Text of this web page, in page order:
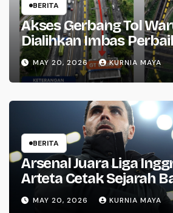
BERITA
Akses Gerbang Tol
Dialihkan Imbas
MAY 20, 2026 KURNIA MAYA
BERITA
Arsenal Juara Liga
Arteta Cetak Sejarah
MAY 20, 2026 KURNIA MAYA